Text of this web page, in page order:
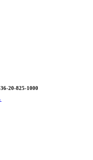
20-825-1000